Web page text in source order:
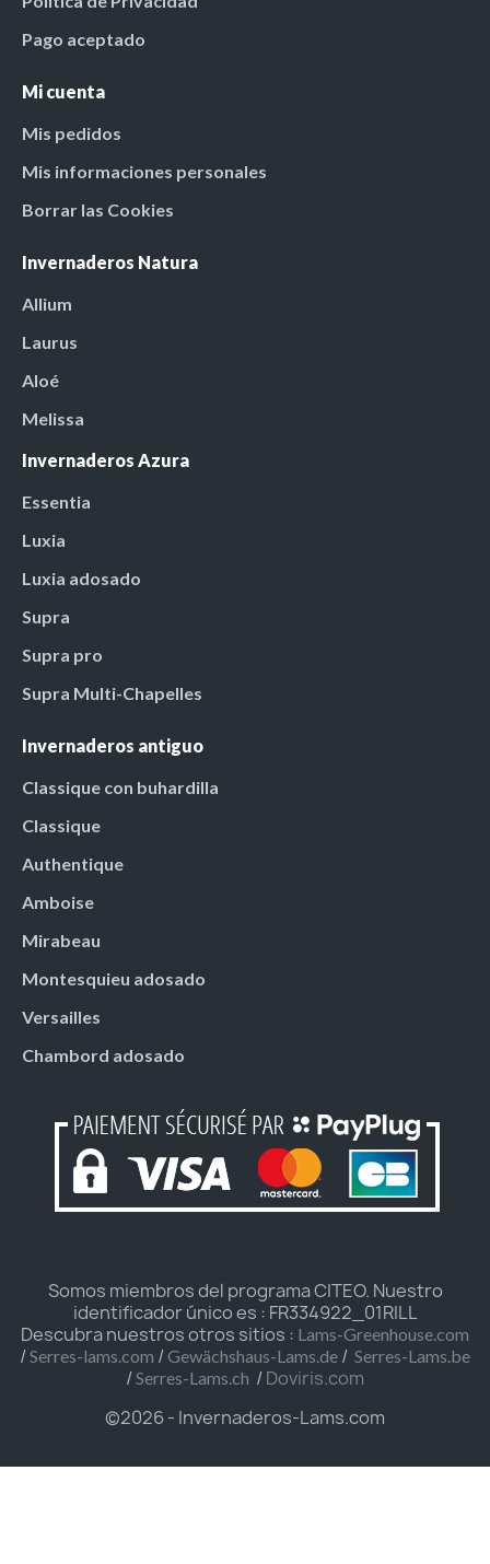
Pago aceptado
Mi cuenta
Mis pedidos
Mis informaciones personales
Borrar las Cookies
Invernaderos Natura
Allium
Laurus
Aloé
Melissa
Invernaderos Azura
Essentia
Luxia
Luxia adosado
Supra
Supra pro
Supra Multi-Chapelles
Invernaderos antiguo
Classique con buhardilla
Classique
Authentique
Amboise
Mirabeau
Montesquieu adosado
Versailles
Chambord adosado
Somos miembros del programa CITEO. Nuestro
identificador único es : FR334922_01RILL
Descubra nuestros otros sitios : Lams-Greenhouse.com
/ Serres-lams.com /Gewächshaus-Lams.de / Serres-Lams.be
/ Serres-Lams.ch /Doviris.com
©2026 - Invernaderos-Lams.com